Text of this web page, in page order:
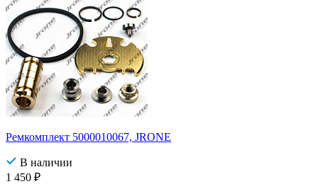
Ремкомплект 5000010067, JRONE
В наличии
1 450 ₽